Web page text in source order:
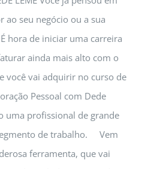
ao seu negócio ou a sua
hora de iniciar uma carreira
ainda mais alto com o
você vai adquirir no curso de
Pessoal com Dede
uma profissional de grande
de trabalho. Vem
ferramenta, que vai